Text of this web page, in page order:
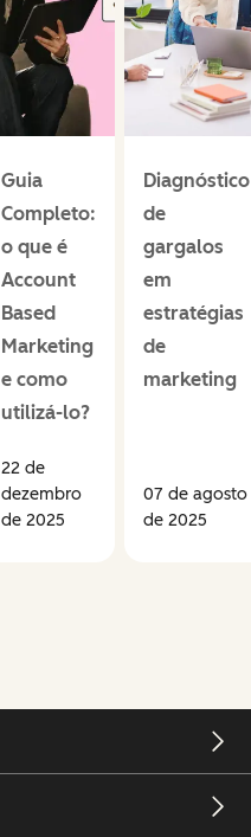
Guia
Completo:
o que é
Account
Based
Marketing
e como
utilizá-lo?
22 de
dezembro
de 2025
Diagnóstico
de
gargalos
em
estratégias
de
marketing
07 de agosto
de 2025